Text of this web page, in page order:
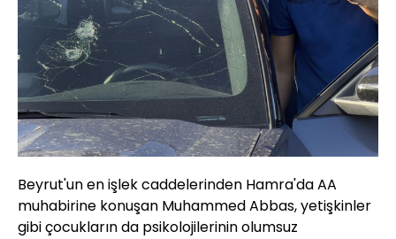
Beyrut'un en işlek caddelerinden Hamra'da AA
muhabirine konuşan Muhammed Abbas, yetişkinler
gibi çocukların da psikolojilerinin olumsuz